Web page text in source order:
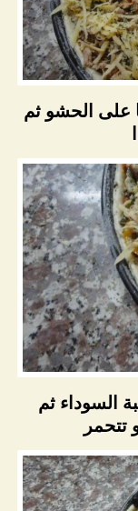
على الحشو ثم
السوداء ثم
تتحمر